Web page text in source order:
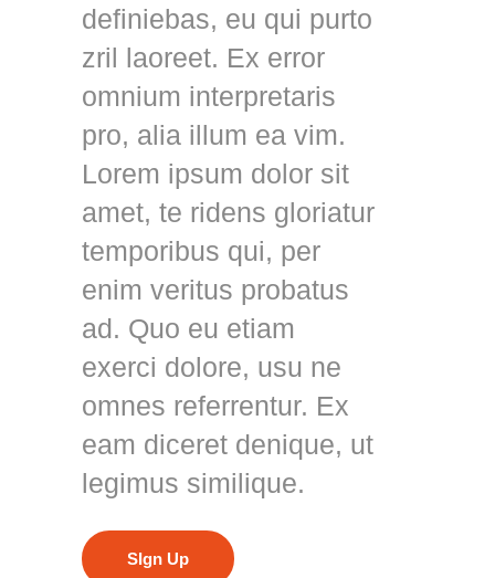
definiebas, eu qui purto
zril laoreet. Ex error
omnium interpretaris
pro, alia illum ea vim.
Lorem ipsum dolor sit
amet, te ridens gloriatur
temporibus qui, per
enim veritus probatus
ad. Quo eu etiam
exerci dolore, usu ne
omnes referrentur. Ex
eam diceret denique, ut
legimus similique.
SIgn Up